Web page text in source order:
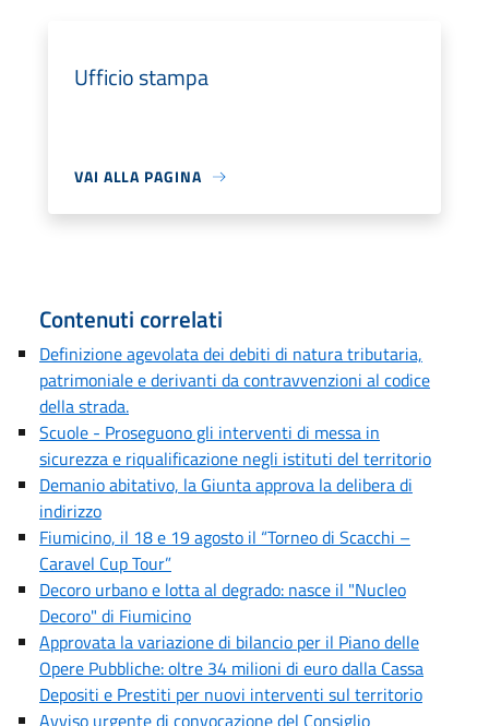
Ufficio stampa
VAI ALLA PAGINA
Contenuti correlati
Definizione agevolata dei debiti di natura tributaria,
patrimoniale e derivanti da contravvenzioni al codice
della strada.
Scuole - Proseguono gli interventi di messa in
sicurezza e riqualificazione negli istituti del territorio
Demanio abitativo, la Giunta approva la delibera di
indirizzo
Fiumicino, il 18 e 19 agosto il “Torneo di Scacchi –
Caravel Cup Tour”
Decoro urbano e lotta al degrado: nasce il "Nucleo
Decoro" di Fiumicino
Approvata la variazione di bilancio per il Piano delle
Opere Pubbliche: oltre 34 milioni di euro dalla Cassa
Depositi e Prestiti per nuovi interventi sul territorio
Avviso urgente di convocazione del Consiglio